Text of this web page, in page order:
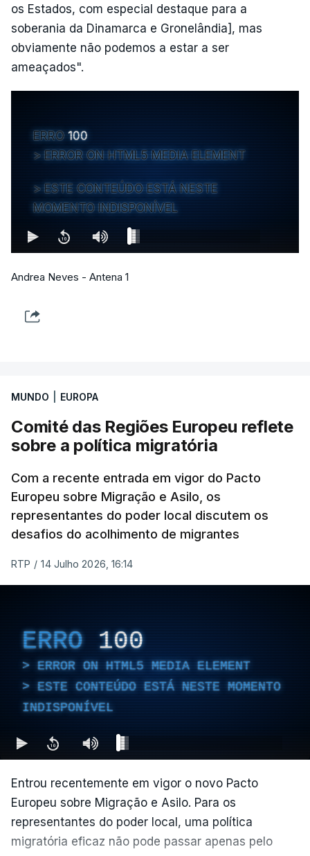
os Estados, com especial destaque para a
soberania da Dinamarca e Gronelândia], mas
obviamente não podemos a estar a ser
ameaçados".
ERRO 100
ERROR ON HTML5 MEDIA ELEMENT
ESTE CONTEÚDO ESTÁ NESTE
MOMENTO INDISPONÍVEL
Andrea Neves - Antena 1
MUNDO EUROPA
Comité das Regiões Europeu reflete
sobre a política migratória
Com a recente entrada em vigor do Pacto
Europeu sobre Migração e Asilo, os
representantes do poder local discutem os
desafios do acolhimento de migrantes
RTP / 14 Julho 2026, 16:14
ERRO 100
ERROR ON HTML5 MEDIA ELEMENT
ESTE CONTEÚDO ESTÁ NESTE MOMENTO
INDISPONÍVEL
Entrou recentemente em vigor o novo Pacto
Europeu sobre Migração e Asilo. Para os
representantes do poder local, uma política
migratória eficaz não pode passar apenas pelo